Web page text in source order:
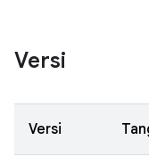
Versi
Versi